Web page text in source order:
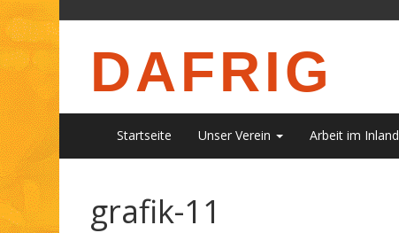
DAFRIG
Startseite Unser Verein Arbeit im Inland
grafik-11